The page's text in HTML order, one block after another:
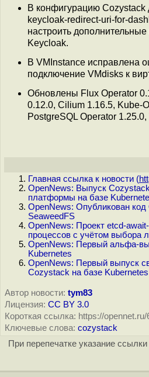
В конфигурацию Cozystack
keycloak-redirect-uri-for-
настроить
Keycloak.
В VMInstance исправлена
подключение VMdisks к
Обновлены Flux Operator
0.12.0, Cilium 1.16.5, Kube-
PostgreSQL Operator
Главная ссылка к новости (
OpenNews: Выпуск
платформы на базе
OpenNews: Опубликован
SeaweedFS
OpenNews: Проект etcd-
процессов с учётом выбора
OpenNews: Первый альфа-
Kubernetes
OpenNews: Первый выпуск
Cozystack на базе Kubernetes
Автор новости: tym83
Лицензия: CC BY 3.0
Короткая ссылка: https://
Ключевые слова: cozystack
При перепечатке указание